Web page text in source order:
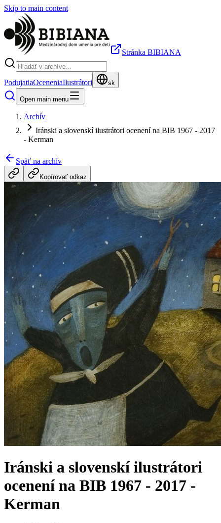
Skip to main content
Stránka BIBIANA
PodujatiaOceneniaIlustrátori sk
Open main menu
Archív
Iránski a slovenskí ilustrátori ocenení na BIB 1967 - 2017
- Kerman
Späť na archív
Kopírovať odkaz
Iránski a slovenskí ilustrátori
ocenení na BIB 1967 - 2017 -
Kerman